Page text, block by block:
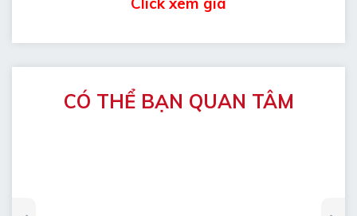
CÓ THỂ BẠN QUAN TÂM